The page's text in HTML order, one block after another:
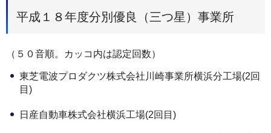
平成１８年度分別優良（三つ星）事業所
（５０音順。カッコ内は認定回数）
東芝電波プロダクツ株式会社川崎事業所横浜分工場(2回
目)
日産自動車株式会社横浜工場(2回目)